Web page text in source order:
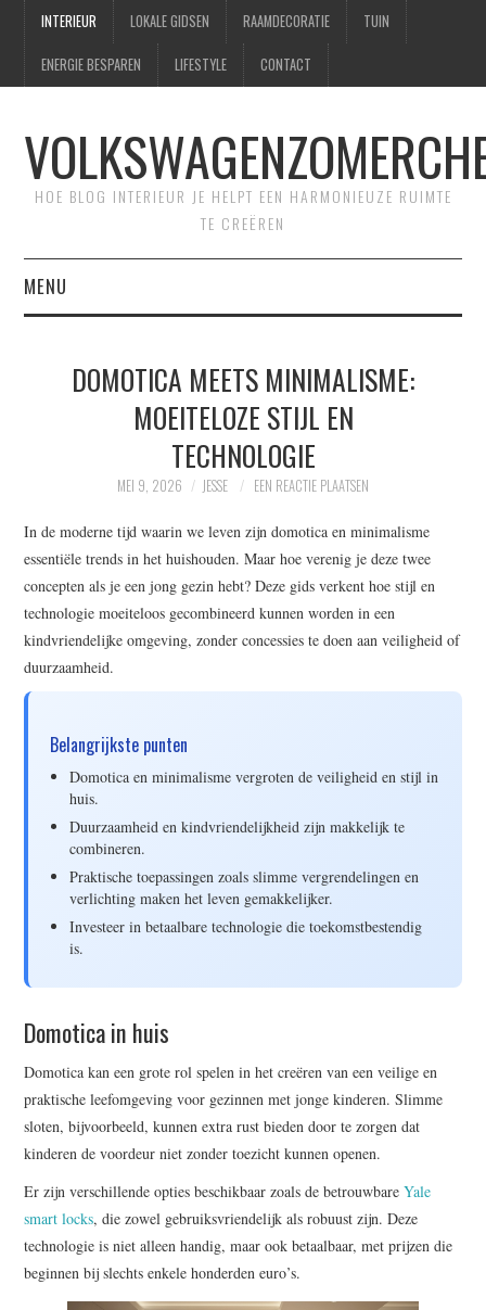
INTERIEUR LOKALE GIDSEN RAAMDECORATIE TUIN
ENERGIE BESPAREN LIFESTYLE CONTACT
HOE BLOG INTERIEUR JE HELPT EEN HARMONIEUZE RUIMTE
TE CREËREN
MENU
CONTACT
COMPLETE GUIDELINES
DOMOTICA MEETS MINIMALISME:
MOEITELOZE STIJL EN
TECHNOLOGIE
MEI 9, 2026 JESSE EEN REACTIE PLAATSEN
In de moderne tijd waarin we leven zijn domotica en minimalisme
essentiële trends in het huishouden. Maar hoe verenig je deze twee
concepten als je een jong gezin hebt? Deze gids verkent hoe stijl en
technologie moeiteloos gecombineerd kunnen worden in een
kindvriendelijke omgeving, zonder concessies te doen aan veiligheid of
duurzaamheid.
Belangrijkste punten
Domotica en minimalisme vergroten de veiligheid en stijl in
huis.
Duurzaamheid en kindvriendelijkheid zijn makkelijk te
combineren.
Praktische toepassingen zoals slimme vergrendelingen en
verlichting maken het leven gemakkelijker.
Investeer in betaalbare technologie die toekomstbestendig
is.
Domotica in huis
Domotica kan een grote rol spelen in het creëren van een veilige en
praktische leefomgeving voor gezinnen met jonge kinderen. Slimme
sloten, bijvoorbeeld, kunnen extra rust bieden door te zorgen dat
kinderen de voordeur niet zonder toezicht kunnen openen.
Er zijn verschillende opties beschikbaar zoals de betrouwbareYale
smart locks, die zowel gebruiksvriendelijk als robuust zijn. Deze
technologie is niet alleen handig, maar ook betaalbaar, met prijzen die
beginnen bij slechts enkele honderden euro’s.